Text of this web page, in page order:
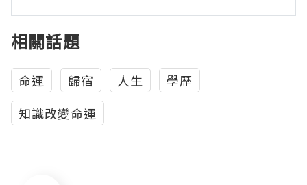
相關話題
命運 歸宿 人生
學歷
知識改變命運